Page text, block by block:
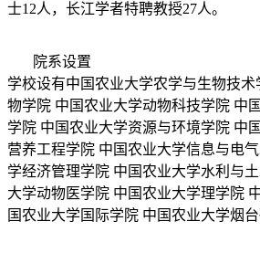
士12人，长江学者特聘教授27人。
院系设置
学校设有中国农业大学农学与生物技
物学院 中国农业大学动物科技学院 中
学院 中国农业大学资源与环境学院 中
营养工程学院 中国农业大学信息与电
学经济管理学院 中国农业大学水利与
大学动物医学院 中国农业大学理学院
国农业大学国际学院 中国农业大学烟